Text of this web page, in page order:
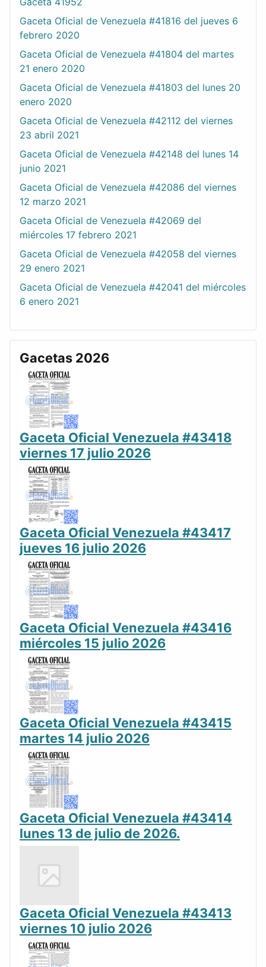
Gaceta Oficial de Venezuela #41816 del jueves 6
febrero 2020
Gaceta Oficial de Venezuela #41804 del martes
21 enero 2020
Gaceta Oficial de Venezuela #41803 del lunes 20
enero 2020
Gaceta Oficial de Venezuela #42112 del viernes
23 abril 2021
Gaceta Oficial de Venezuela #42148 del lunes 14
junio 2021
Gaceta Oficial de Venezuela #42086 del viernes
12 marzo 2021
Gaceta Oficial de Venezuela #42069 del
miércoles 17 febrero 2021
Gaceta Oficial de Venezuela #42058 del viernes
29 enero 2021
Gaceta Oficial de Venezuela #42041 del miércoles
6 enero 2021
Gacetas 2026
Gaceta Oficial Venezuela #43418
viernes 17 julio 2026
Gaceta Oficial Venezuela #43417
jueves 16 julio 2026
Gaceta Oficial Venezuela #43416
miércoles 15 julio 2026
Gaceta Oficial Venezuela #43415
martes 14 julio 2026
Gaceta Oficial Venezuela #43414
lunes 13 de julio de 2026.
Gaceta Oficial Venezuela #43413
viernes 10 julio 2026